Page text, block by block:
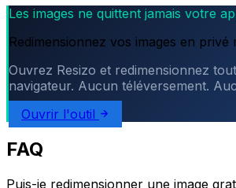
Les images ne quittent jamais votre
Redimensionnez vos images en privé
Ouvrez Resizo et redimensionnez
navigateur. Aucun téléversement.
Ouvrir l'outil
FAQ
Puis-je redimensionner une image